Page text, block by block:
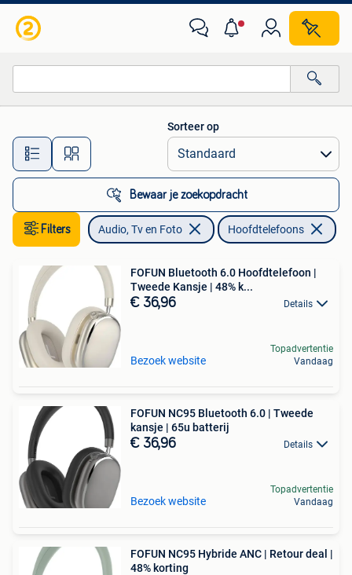
Alle afstanden…
Sorteer op
Bewaar je zoekopdracht
Filters Audio, Tv en Foto Hoofdtelefoons
FOFUN Bluetooth 6.0 Hoofdtelefoon |
Tweede Kansje | 48% k...
€ 36,96 Details
Bezoek website
Topadvertentie
Vandaag
FOFUN NC95 Bluetooth 6.0 | Tweede
kansje | 65u batterij
€ 36,96 Details
Bezoek website
Topadvertentie
Vandaag
FOFUN NC95 Hybride ANC | Retour deal |
48% korting